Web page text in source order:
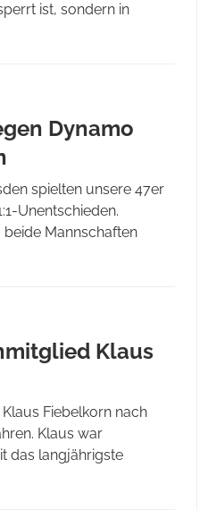
ist, sondern in
Dynamo
spielten unsere 47er
Unentschieden.
Mannschaften
Klaus
Fiebelkorn nach
Klaus war
das langjährigste